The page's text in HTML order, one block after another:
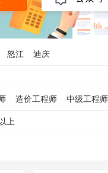
怒江 迪庆
造价工程师
中级工程师
师
上